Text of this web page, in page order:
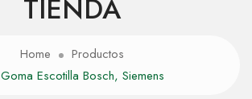
TIENDA
Home
Productos
Goma Escotilla Bosch, Siemens